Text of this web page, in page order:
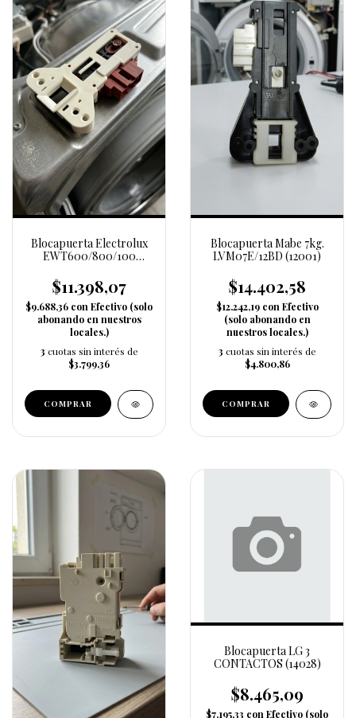
Blocapuerta Electrolux
EWT600/800/100
$11.398,07
$9.688,36 con Efectivo (solo
abonando en nuestros
locales.)
3 cuotas sin interés de
$3.799,36
Blocapuerta Mabe 7kg.
LVM07E/12BD (12001)
$14.402,58
$12.242,19 con Efectivo
(solo abonando en
nuestros locales.)
3 cuotas sin interés de
$4.800,86
Blocapuerta LG 3
CONTACTOS (14028)
$8.465,09
$7.195,33 con Efectivo (solo